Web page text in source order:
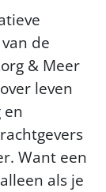
de
& Meer
leven
en
Want een
als je